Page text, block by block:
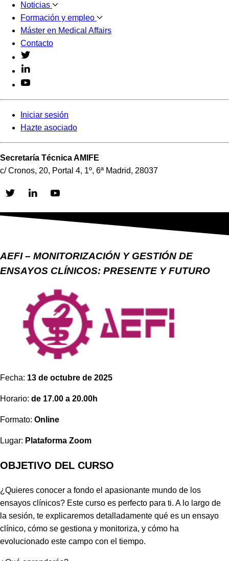
Noticias
Formación y empleo
Máster en Medical Affairs
Contacto
Iniciar sesión
Hazte asociado
Secretaría Técnica AMIFE
c/ Cronos, 20, Portal 4, 1º, 6ª Madrid, 28037
Skip
AEFI – MONITORIZACIÓN Y GESTIÓN DE
ENSAYOS CLÍNICOS: PRESENTE Y FUTURO
Fecha: 13 de octubre de 2025
Horario: de 17.00 a 20.00h
Formato: Online
Lugar: Plataforma Zoom
OBJETIVO DEL CURSO
¿Quieres conocer a fondo el apasionante mundo de los
ensayos clínicos? Este curso es perfecto para ti. A lo largo de
la sesión, te explicaremos detalladamente qué es un ensayo
clínico, cómo se gestiona y monitoriza, y cómo ha
evolucionado este campo con el tiempo.